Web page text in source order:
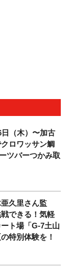
日（木）〜加古
ロワッサン鯛
ツバーつかみ取
亜久里さん監
できる！気軽
ト場「G-7土山
特別体験を！